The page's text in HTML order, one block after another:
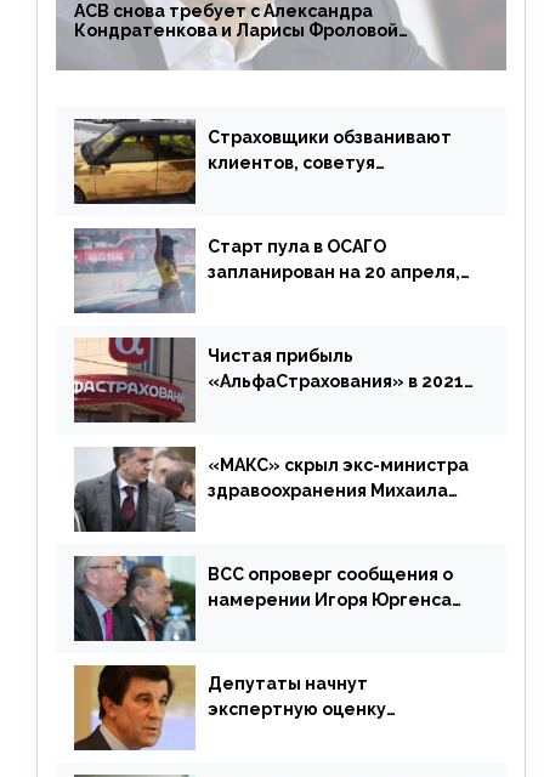
АСВ снова требует с Александра
Кондратенкова и Ларисы Фроловой
возмещения убытков на 1,5 млрд р.
Страховщики обзванивают
клиентов, советуя
Старт пула в ОСАГО
запланирован на 20 апреля,
дублировать [дополнено]
Чистая прибыль
«АльфаСтрахования» в 2021
«МАКС» скрыл экс-министра
здравоохранения Михаила
ВСС опроверг сообщения о
намерении Игоря Юргенса
Депутаты начнут
экспертную оценку